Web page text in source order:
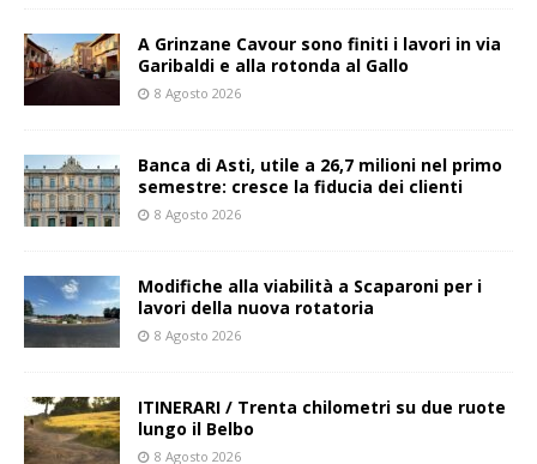
A Grinzane Cavour sono finiti i lavori in via
Garibaldi e alla rotonda al Gallo
8 Agosto 2026
Banca di Asti, utile a 26,7 milioni nel primo
semestre: cresce la fiducia dei clienti
8 Agosto 2026
Modifiche alla viabilità a Scaparoni per i
lavori della nuova rotatoria
8 Agosto 2026
ITINERARI / Trenta chilometri su due ruote
lungo il Belbo
8 Agosto 2026